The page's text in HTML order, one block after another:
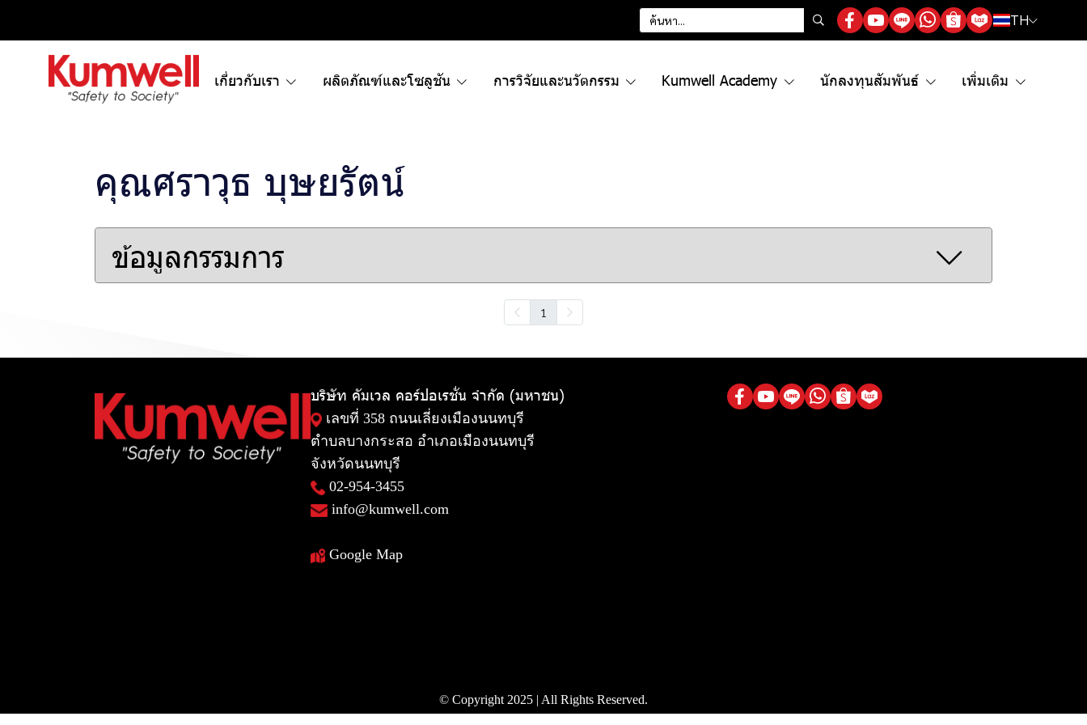
TH
เกี่ยวกับเรา ผลิตภัณฑ์และโซลูชัน การวิจัยและนวัตกรรม Kumwell Academy นักลงทุนสัมพันธ์ เพิ่มเติม
คุณศราวุธ บุษยรัตน์
ข้อมูลกรรมการ
1
บริษัท คัมเวล คอร์ปอเรชั่น จำกัด (มหาชน)
เลขที่ 358 ถนนเลี่ยงเมืองนนทบุรี
ตำบลบางกระสอ อำเภอเมืองนนทบุรี
จังหวัดนนทบุรี
02-954-3455
info@kumwell.com
Google Map
© Copyright 2025 | All Rights Reserved.